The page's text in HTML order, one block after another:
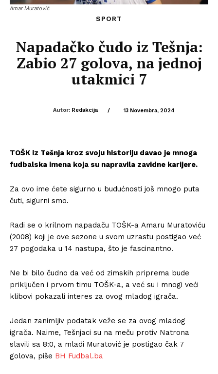
Amar Muratović
SPORT
Napadačko čudo iz Tešnja:
Zabio 27 golova, na jednoj
utakmici 7
Autor: Redakcija / 13 Novembra, 2024
TOŠK iz Tešnja kroz svoju historiju davao je mnoga
fudbalska imena koja su napravila zavidne karijere.
Za ovo ime ćete sigurno u budućnosti još mnogo puta
čuti, sigurni smo.
Radi se o krilnom napadaču TOŠK-a Amaru Muratoviću
(2008) koji je ove sezone u svom uzrastu postigao već
27 pogodaka u 14 nastupa, što je fascinantno.
Ne bi bilo čudno da već od zimskih priprema bude
priključen i prvom timu TOŠK-a, a već su i mnogi veći
klibovi pokazali interes za ovog mladog igrača.
Jedan zanimljiv podatak veže se za ovog mladog
igrača. Naime, Tešnjaci su na meču protiv Natrona
slavili sa 8:0, a mladi Muratović je postigao čak 7
golova, piše BH Fudbal.ba